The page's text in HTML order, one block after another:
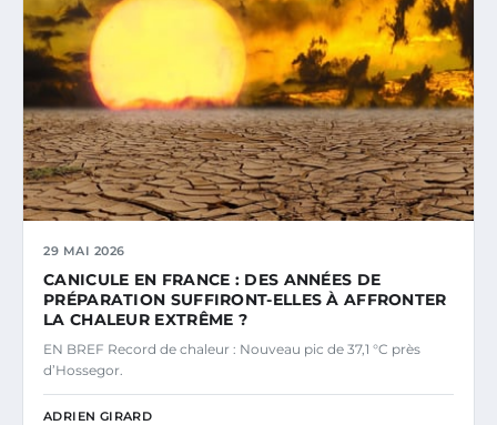
29 MAI 2026
CANICULE EN FRANCE : DES ANNÉES DE
PRÉPARATION SUFFIRONT-ELLES À AFFRONTER
LA CHALEUR EXTRÊME ?
EN BREF Record de chaleur : Nouveau pic de 37,1 °C près
d’Hossegor.
ADRIEN GIRARD